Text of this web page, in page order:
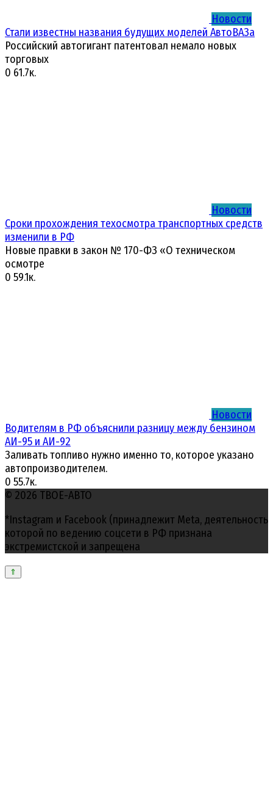
Новости
Стали известны названия будущих моделей АвтоВАЗа
Российский автогигант патентовал немало новых
торговых
0 61.7к.
Новости
Сроки прохождения техосмотра транспортных средств
изменили в РФ
Новые правки в закон № 170-ФЗ «О техническом
осмотре
0 59.1к.
Новости
Водителям в РФ объяснили разницу между бензином
АИ-95 и АИ-92
Заливать топливо нужно именно то, которое указано
автопроизводителем.
0 55.7к.
© 2026 ТВОЕ-АВТО
*Instagram и Facebook (принадлежит Meta, деятельность
которой по ведению соцсети в РФ признана
экстремистской и запрещена